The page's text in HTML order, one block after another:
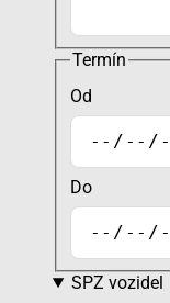
Termín
Od
Do
SPZ vozidel